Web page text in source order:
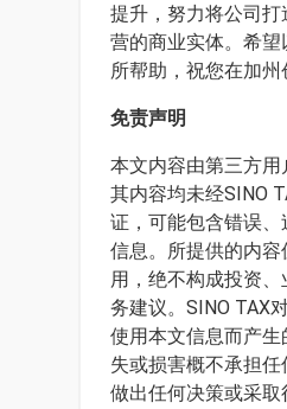
提升，努力将公司
营的商业实体。希
所帮助，祝您在加州
免责声明
本文内容由第三方用
其内容均未经SINO
证，可能包含错误
信息。所提供的内容
用，绝不构成投资
务建议。SINO TAX
使用本文信息而产
失或损害概不承担
做出任何决策或采